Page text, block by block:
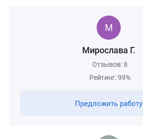
Мирослава Г.
Отзывов: 8
Рейтинг: 99%
Предложить работу